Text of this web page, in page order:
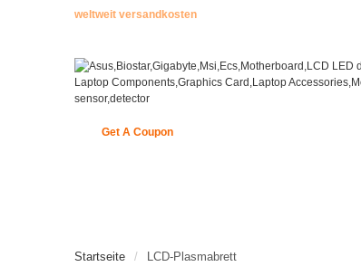
weltweit versandkosten
Get A Coupon
Startseite LCD-Plasmabrett